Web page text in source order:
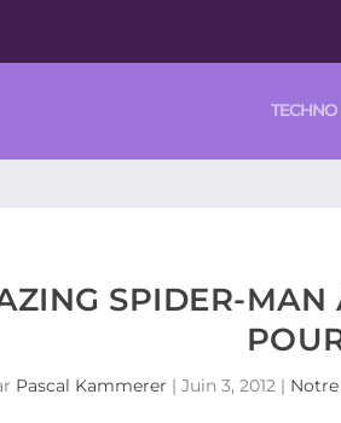
TECHNO
SPIDER-MAN
Pascal Kammerer | Juin 3, 2012|